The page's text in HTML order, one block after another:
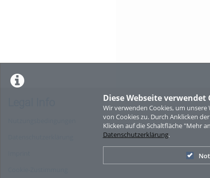
Diese Webseite verwendet
Wir verwenden Cookies, um
von Cookies zu. Durch Anklicken
Klicken auf die Schaltfläche "Mehr
Datenschutzerklärung.